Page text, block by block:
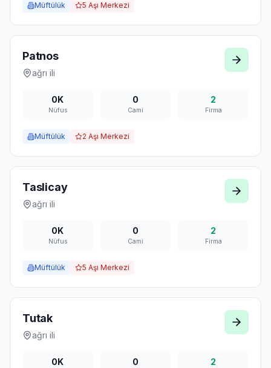
Müftülük 5 Aşı Merkezi
Patnos
ağrı ili
0K
Nüfus
0
Cami
2
Firma
Müftülük 2 Aşı Merkezi
Taslicay
ağrı ili
0K
Nüfus
0
Cami
2
Firma
Müftülük 5 Aşı Merkezi
Tutak
ağrı ili
0K 0 2